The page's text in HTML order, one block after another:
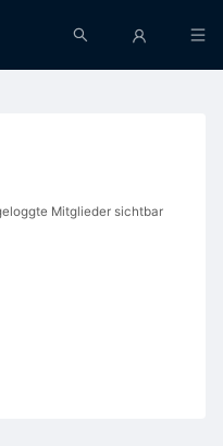
Mitglieder sichtbar